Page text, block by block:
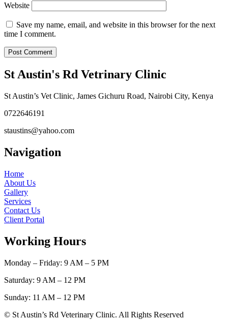
Website
Save my name, email, and website in this browser for the next
time I comment.
St Austin's Rd Vetrinary Clinic
St Austin’s Vet Clinic, James Gichuru Road, Nairobi City, Kenya
0722646191
staustins@yahoo.com
Navigation
Home
About Us
Gallery
Services
Contact Us
Client Portal
Working Hours
Monday – Friday: 9 AM – 5 PM
Saturday: 9 AM – 12 PM
Sunday: 11 AM – 12 PM
© St Austin’s Rd Veterinary Clinic. All Rights Reserved